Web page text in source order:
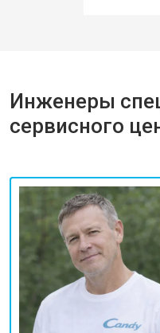
Инженеры
сервисного